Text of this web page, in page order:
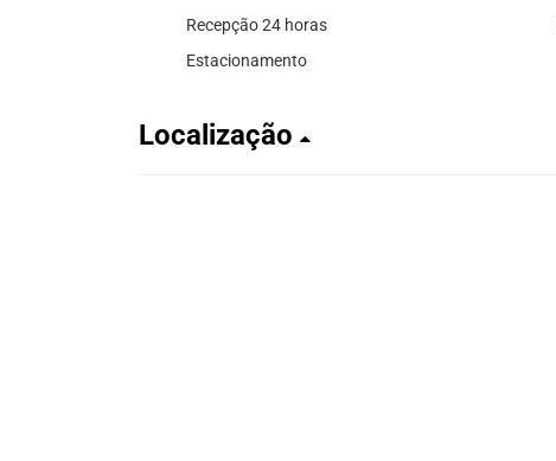
Recepção 24 horas
Estacionamento
Localização